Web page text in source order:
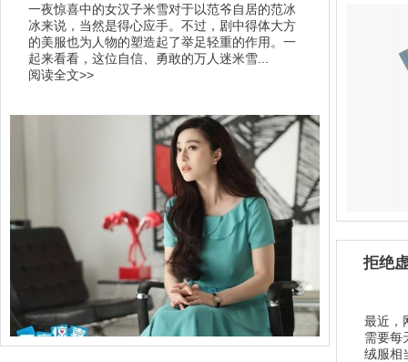
一夜惊喜中的女汉子米雪对于以范爷自居的范冰
冰来说，当然是得心应手。不过，剧中得体大方
的美服也为人物的塑造起了举足轻重的作用。一
起来看看，这位自信、勇敢的万人迷米雪...
阅读全文>>
拒绝
最近，
需要每
绒服相